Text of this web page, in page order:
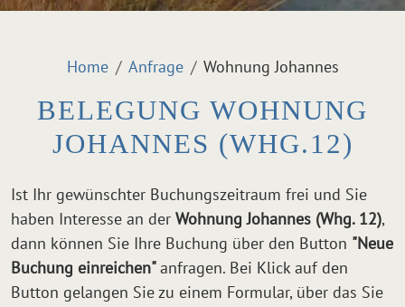
Home Anfrage Wohnung Johannes
BELEGUNG WOHNUNG
JOHANNES (WHG.12)
Ist Ihr gewünschter Buchungszeitraum frei und Sie
haben Interesse an der Wohnung Johannes (Whg. 12),
dann können Sie Ihre Buchung über den Button "Neue
Buchung einreichen"anfragen. Bei Klick auf den
Button gelangen Sie zu einem Formular, über das Sie